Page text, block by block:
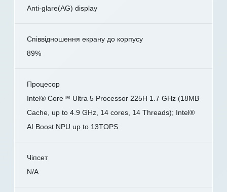
Anti-glare(AG) display
Співвідношення екрану до корпусу
89%
Процесор
Intel® Core™ Ultra 5 Processor 225H 1.7 GHz (18MB
Cache, up to 4.9 GHz, 14 cores, 14 Threads); Intel®
AI Boost NPU up to 13TOPS
Чіпсет
N/A